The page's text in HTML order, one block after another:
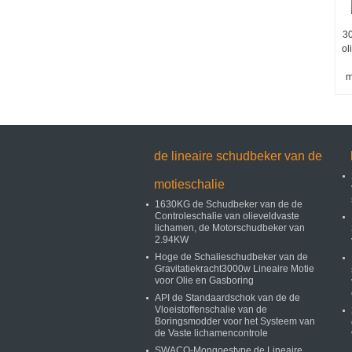
de lineaire schudbeker van de
motieschalie
1630KG de Schudbeker van de de
Controleschalie van olieveldvaste
lichamen, de Motorschudbeker van
2.94KW
Hoge de Schalieschudbeker van de
Gravitatiekracht3000w Lineaire Motie
voor Olie en Gasboring
API de Standaardschok van de de
Vloeistoffenschalie van de
Boringsmodder voor het Systeem van
de Vaste lichamencontrole